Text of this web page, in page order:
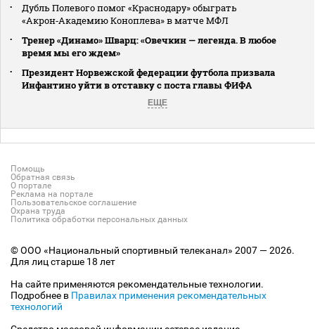
Дубль Полевого помог «Краснодару» обыграть
«Акрон‑Академию Коноплева» в матче МФЛ
Тренер «Динамо» Шварц: «Овечкин — легенда. В любое
время мы его ждем»
Президент Норвежской федерации футбола призвала
Инфантино уйти в отставку с поста главы ФИФА
ЕЩЕ
Помощь
Обратная связь
О портале
Реклама на портале
Пользовательское соглашение
Охрана труда
Политика обработки персональных данных
© ООО «Национальный спортивный телеканал» 2007 — 2026.
Для лиц старше 18 лет
На сайте применяются рекомендательные технологии.
Подробнее в Правилах применения рекомендательных
технологий